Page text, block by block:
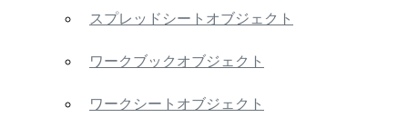
スプレッドシートオブジェクト
ワークブックオブジェクト
ワークシートオブジェクト